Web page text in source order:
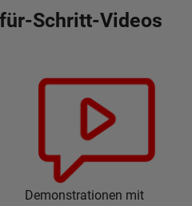
Schritt-Videos
Demonstrationen mit